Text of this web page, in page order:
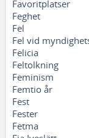
Favoritplatser
Feghet
Fel
Fel vid
Felicia
Feltolkning
Feminism
Femtio år
Fest
Fester
Fetma